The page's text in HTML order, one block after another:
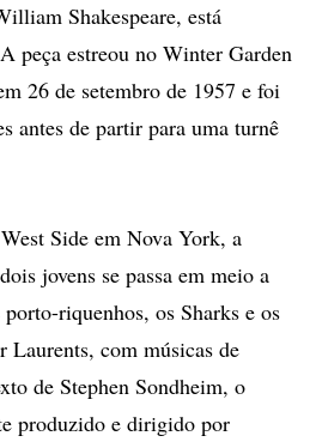
Shakespeare, está
peça estreou no Winter Garden
26 de setembro de 1957 e foi
antes de partir para uma turnê
Side em Nova York, a
jovens se passa em meio a
riquenhos, os Sharks e os
com músicas de
de Stephen Sondheim, o
produzido e dirigido por